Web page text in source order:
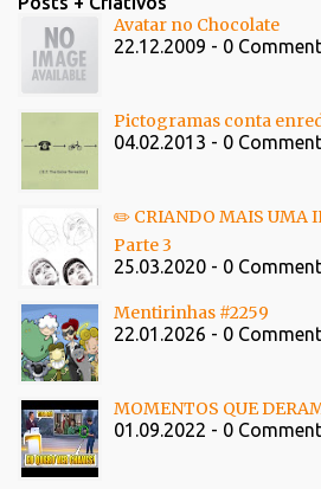
Avatar no Chocolate
22.12.2009 - 0
Pictogramas conta
04.02.2013 - 0
✏️ CRIANDO MAIS UMA
Parte 3
25.03.2020 - 0
Mentirinhas #2259
22.01.2026 - 0
MOMENTOS QUE
01.09.2022 - 0